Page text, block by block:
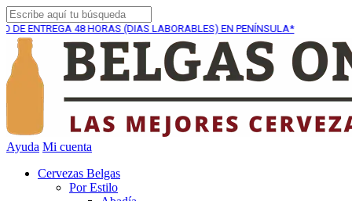
48 HORAS (DIAS LABORABLES) EN PENÍNSULA*
Ayuda Mi cuenta
Cervezas Belgas
Por Estilo